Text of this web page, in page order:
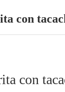
con
con